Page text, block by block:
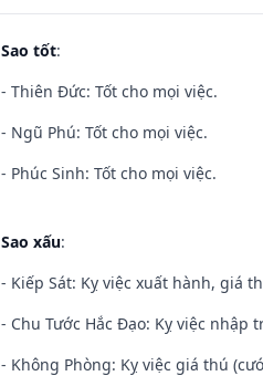
Sao tốt:
- Thiên Đức: Tốt cho mọi việc.
- Ngũ Phú: Tốt cho mọi việc.
- Phúc Sinh: Tốt cho mọi việc.
Sao xấu:
- Kiếp Sát: Kỵ việc xuất hành, giá
- Chu Tước Hắc Đạo: Kỵ việc nhập
- Không Phòng: Kỵ việc giá thú